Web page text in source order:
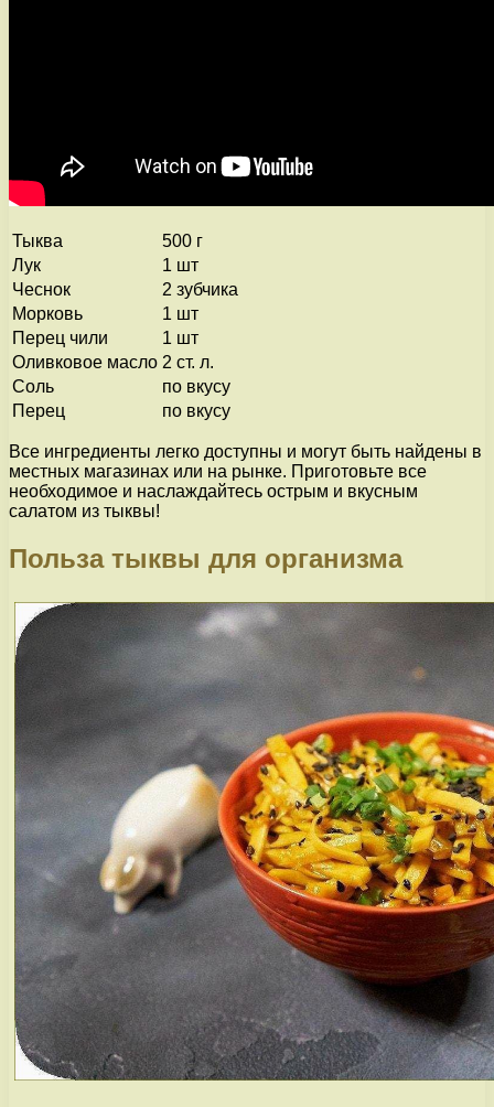
Тыква
500 г
Лук
1 шт
Чеснок
2 зубчика
Морковь
1 шт
Перец чили
1 шт
Оливковое масло 2 ст. л.
Соль
по вкусу
Перец
по вкусу
Все ингредиенты легко доступны и могут быть найдены в
местных магазинах или на рынке. Приготовьте все
необходимое и наслаждайтесь острым и вкусным
салатом из тыквы!
Польза тыквы для организма